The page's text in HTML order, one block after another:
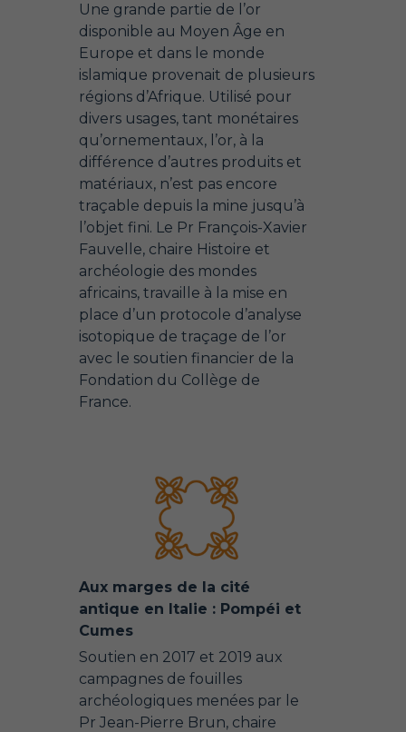
Une grande partie de l’or
disponible au Moyen Âge en
Europe et dans le monde
islamique provenait de plusieurs
régions d’Afrique. Utilisé pour
divers usages, tant monétaires
qu’ornementaux, l’or, à la
différence d’autres produits et
matériaux, n’est pas encore
traçable depuis la mine jusqu’à
l’objet fini. Le Pr François-Xavier
Fauvelle, chaire Histoire et
archéologie des mondes
africains, travaille à la mise en
place d’un protocole d’analyse
isotopique de traçage de l’or
avec le soutien financier de la
Fondation du Collège de
France.
Aux marges de la cité
antique en Italie : Pompéi et
Cumes
Soutien en 2017 et 2019 aux
campagnes de fouilles
archéologiques menées par le
Pr Jean-Pierre Brun, chaire